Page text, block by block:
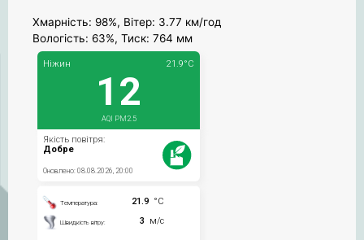
Хмарність: 98%, Вітер: 3.77 км/год
Вологість: 63%, Тиск: 764 мм